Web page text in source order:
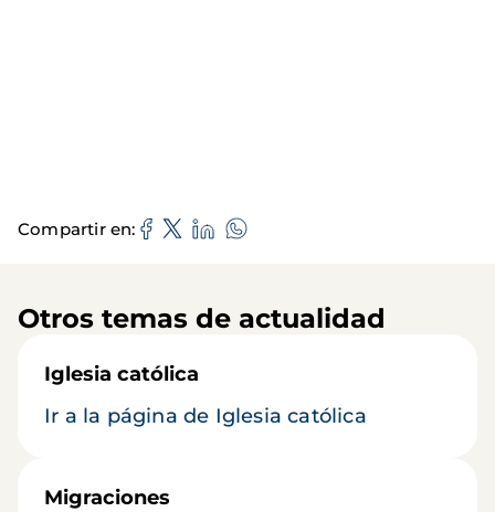
Compartir en
Otros temas de actualidad
Iglesia católica
Ir a la página de Iglesia católica
Migraciones